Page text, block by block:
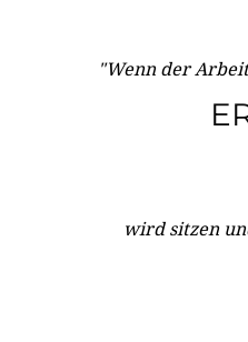
"Wenn der
wird sitzen